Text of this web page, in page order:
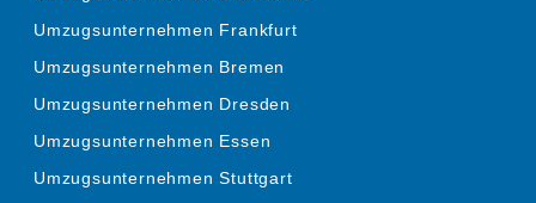
Umzugsunternehmen Frankfurt
Umzugsunternehmen Bremen
Umzugsunternehmen Dresden
Umzugsunternehmen Essen
Umzugsunternehmen Stuttgart